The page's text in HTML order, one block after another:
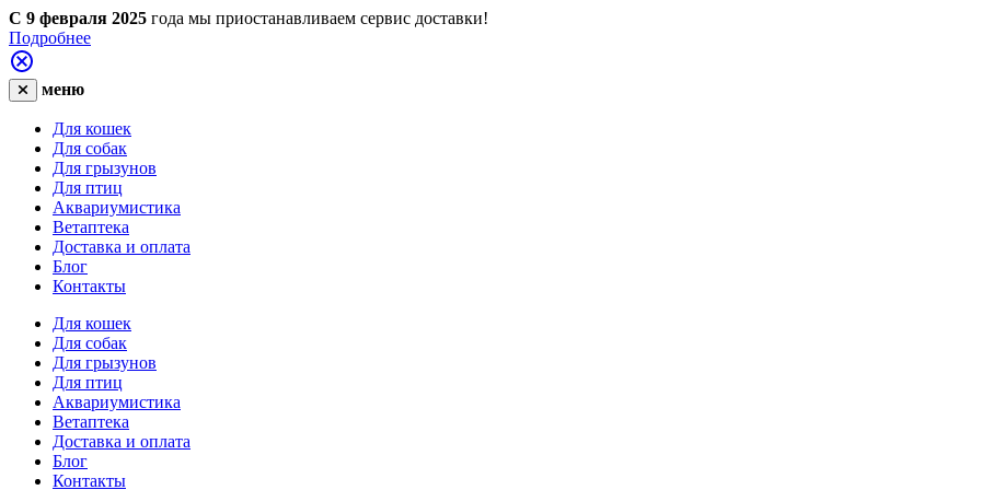
С 9 февраля 2025 года мы приостанавливаем сервис доставки!
Подробнее
меню
Для кошек
Для собак
Для грызунов
Для птиц
Аквариумистика
Ветаптека
Доставка и оплата
Блог
Контакты
Для кошек
Для собак
Для грызунов
Для птиц
Аквариумистика
Ветаптека
Доставка и оплата
Блог
Контакты